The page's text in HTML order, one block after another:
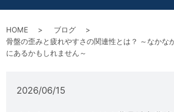
HOME
ブログ
骨盤の歪みと疲れやすさの関連性とは？ ～なかな
にあるかもしれません～
2026/06/15